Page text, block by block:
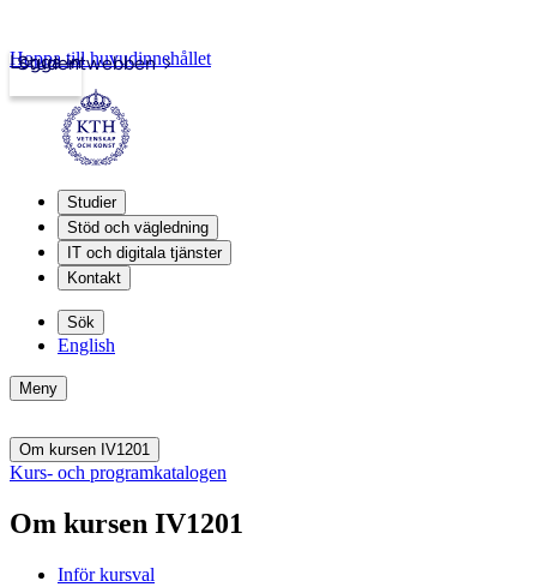
Studentwebben
Logga in
Hoppa till huvudinnehållet
Studier
Stöd och vägledning
IT och digitala tjänster
Kontakt
Sök
English
Meny
Om kursen IV1201
Kurs- och programkatalogen
Om kursen IV1201
Inför kursval